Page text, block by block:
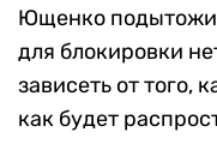
Ющенко
для блокировки
зависеть от того,
как будет